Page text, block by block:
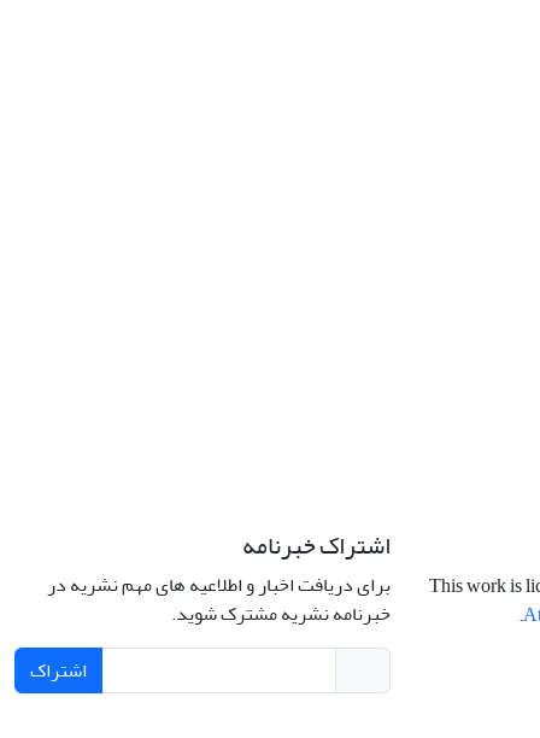
This work is
.
اشتراک خبرنامه
برای دریافت اخبار و اطلاعیه های مهم نشریه در
خبرنامه نشریه مشترک شوید.
اشتراک